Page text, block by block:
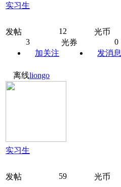
实习生
发帖 12
光币
3
光券
0
加关注
发消息
离线liongo
实习生
发帖 59 光币